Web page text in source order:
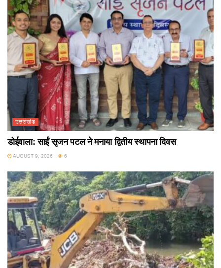
उत्तराखंड
डोईवाला: साईं सृजन पटल ने मनाया द्वितीय स्थापना दिवस
AUGUST 9, 2026 6